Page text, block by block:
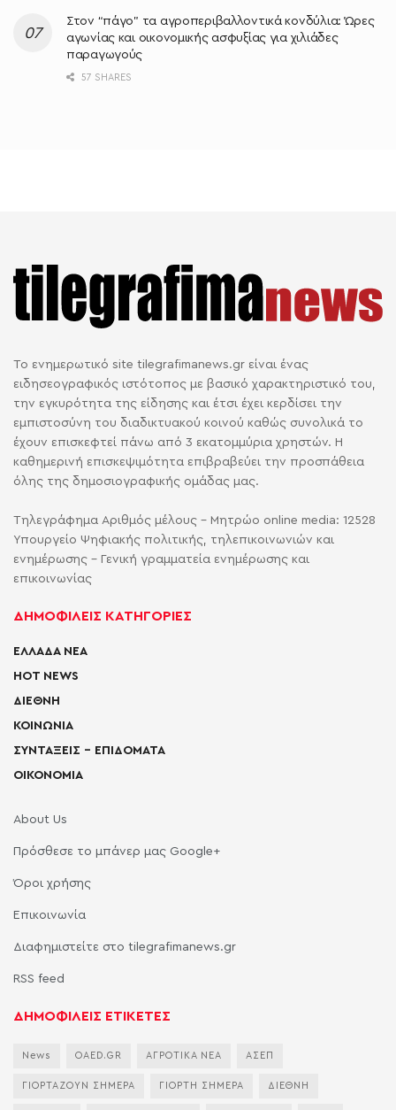
Στον “πάγο” τα αγροπεριβαλλοντικά κονδύλια: Ώρες
αγωνίας και οικονομικής ασφυξίας για χιλιάδες
παραγωγούς
57 SHARES
Το ενημερωτικό site tilegrafimanews.gr είναι ένας
ειδησεογραφικός ιστότοπος με βασικό χαρακτηριστικό του,
την εγκυρότητα της είδησης και έτσι έχει κερδίσει την
εμπιστοσύνη του διαδικτυακού κοινού καθώς συνολικά το
έχουν επισκεφτεί πάνω από 3 εκατομμύρια χρηστών. Η
καθημερινή επισκεψιμότητα επιβραβεύει την προσπάθεια
όλης της δημοσιογραφικής ομάδας μας.
Τηλεγράφημα Αριθμός μέλους - Μητρώο online media: 12528
Υπουργείο Ψηφιακής πολιτικής, τηλεπικοινωνιών και
ενημέρωσης - Γενική γραμματεία ενημέρωσης και
επικοινωνίας
ΔΗΜΟΦΙΛΕΙΣ ΚΑΤΗΓΟΡΙΕΣ
ΕΛΛΑΔΑ ΝΕΑ
HOT NEWS
ΔΙΕΘΝΗ
ΚΟΙΝΩΝΙΑ
ΣΥΝΤΑΞΕΙΣ – ΕΠΙΔΟΜΑΤΑ
ΟΙΚΟΝΟΜΙΑ
About Us
Πρόσθεσε το μπάνερ μας Google+
Όροι χρήσης
Επικοινωνία
Διαφημιστείτε στο tilegrafimanews.gr
RSS feed
ΔΗΜΟΦΙΛΕΙΣ ΕΤΙΚΕΤΕΣ
News OAED.GR ΑΓΡΟΤΙΚΑ ΝΕΑ ΑΣΕΠ
ΓΙΟΡΤΑΖΟΥΝ ΣΗΜΕΡΑ ΓΙΟΡΤΗ ΣΗΜΕΡΑ ΔΙΕΘΝΗ